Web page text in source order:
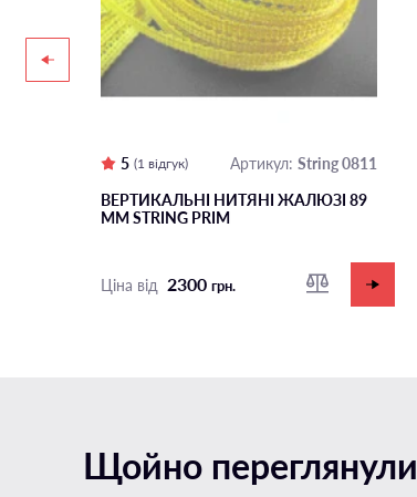
5 (1 відгук) Артикул: String 0811
ВЕРТИКАЛЬНІ НИТЯНІ ЖАЛЮЗІ 89
ММ STRING PRIM
Ціна від 2300 грн.
Щойно переглянули